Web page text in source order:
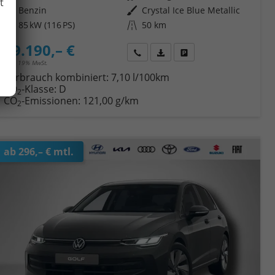
Benzin Außenfarbe Crystal Ice Blue Metallic
85 kW (116 PS) Kilometerstand 50 km
29.190,– €
incl. 19% MwSt.
Wir rufen Sie an
Fahrzeugexposé (PDF)
Fahrzeug parken
Verbrauch kombiniert: 7,10 l/100km
CO2-Klasse: D
CO2-Emissionen: 121,00 g/km
ab 296,– € mtl.